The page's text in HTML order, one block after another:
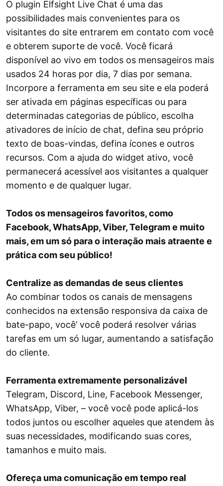
O plugin Elfsight Live Chat é uma das
possibilidades mais convenientes para os
visitantes do site entrarem em contato com você
e obterem suporte de você. Você ficará
disponível ao vivo em todos os mensageiros mais
usados ​​24 horas por dia, 7 dias por semana.
Incorpore a ferramenta em seu site e ela poderá
ser ativada em páginas específicas ou para
determinadas categorias de público, escolha
ativadores de início de chat, defina seu próprio
texto de boas-vindas, defina ícones e outros
recursos. Com a ajuda do widget ativo, você
permanecerá acessível aos visitantes a qualquer
momento e de qualquer lugar.
Todos os mensageiros favoritos, como
Facebook, WhatsApp, Viber, Telegram e muito
mais, em um só para o interação mais atraente e
prática com seu público!
Centralize as demandas de seus clientes
Ao combinar todos os canais de mensagens
conhecidos na extensão responsiva da caixa de
bate-papo, você’ você poderá resolver várias
tarefas em um só lugar, aumentando a satisfação
do cliente.
Ferramenta extremamente personalizável
Telegram, Discord, Line, Facebook Messenger,
WhatsApp, Viber, – você você pode aplicá-los
todos juntos ou escolher aqueles que atendem às
suas necessidades, modificando suas cores,
tamanhos e muito mais.
Ofereça uma comunicação em tempo real